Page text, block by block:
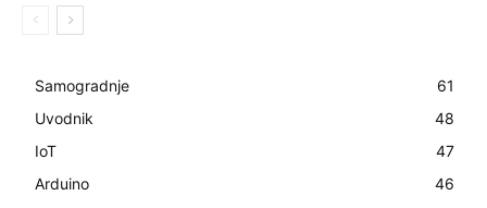
Samogradnje
61
Uvodnik
48
IoT
47
Arduino
46